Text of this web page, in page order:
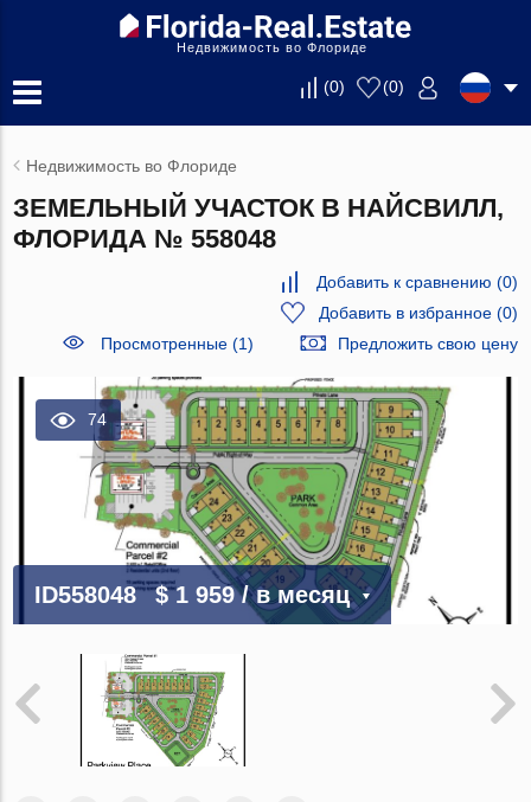
Недвижимость во Флориде
(0) (0)
Недвижимость во Флориде
ЗЕМЕЛЬНЫЙ УЧАСТОК В НАЙСВИЛЛ,
ФЛОРИДА № 558048
Добавить к сравнению (0)
Добавить в избранное(0)
Просмотренные (1)
Предложить свою цену
74
ID558048 $ 1 959/ в месяц